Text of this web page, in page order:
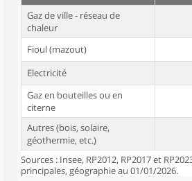
Gaz de ville - réseau de
chaleur
Fioul (mazout)
Electricité
Gaz en bouteilles ou en
citerne
Autres (bois, solaire,
géothermie, etc.)
Sources : Insee, RP2012, RP2017 et
principales, géographie au 01/01/2026.